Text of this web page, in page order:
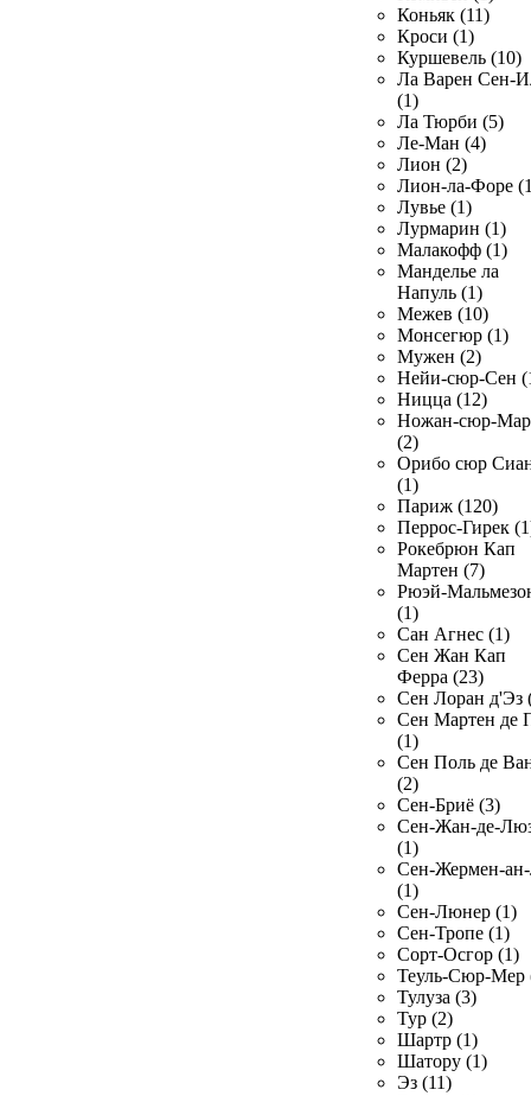
Коньяк (11)
Кроси (1)
Куршевель (10)
Ла Варен Сен-
(1)
Ла Тюрби (5)
Ле-Ман (4)
Лион (2)
Лион-ла-Форе
Лувье (1)
Лурмарин (1)
Малакофф (1)
Манделье ла
Напуль (1)
Межев (10)
Монсегюр (1)
Мужен (2)
Нейи-сюр-Сен
Ницца (12)
Ножан-сюр-
(2)
Орибо сюр
(1)
Париж (120)
Перрос-Гирек
Рокебрюн Кап
Мартен (7)
Рюэй-
(1)
Сан Агнес (1)
Сен Жан Кап
Ферра (23)
Сен Лоран д'Эз
Сен Мартен де
(1)
Сен Поль де
(2)
Сен-Бриё (3)
Сен-Жан-де-
(1)
Сен-Жермен-
(1)
Сен-Люнер (1)
Сен-Тропе (1)
Сорт-Осгор (1)
Теуль-Сюр-Мер
Тулуза (3)
Тур (2)
Шартр (1)
Шатору (1)
Эз (11)